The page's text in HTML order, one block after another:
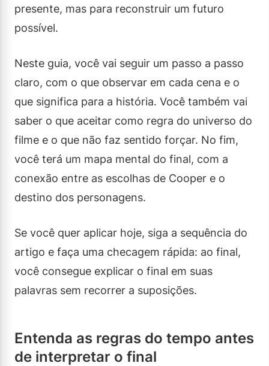
presente, mas para reconstruir um futuro
possível.
Neste guia, você vai seguir um passo a passo
claro, com o que observar em cada cena e o
que significa para a história. Você também vai
saber o que aceitar como regra do universo do
filme e o que não faz sentido forçar. No fim,
você terá um mapa mental do final, com a
conexão entre as escolhas de Cooper e o
destino dos personagens.
Se você quer aplicar hoje, siga a sequência do
artigo e faça uma checagem rápida: ao final,
você consegue explicar o final em suas
palavras sem recorrer a suposições.
Entenda as regras do tempo antes
de interpretar o final